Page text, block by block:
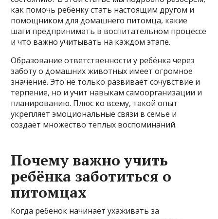
как помочь ребёнку стать настоящим другом и
помощником для домашнего питомца, какие
шаги предпринимать в воспитательном процессе
и что важно учитывать на каждом этапе.
Образование ответственности у ребёнка через
заботу о домашних животных имеет огромное
значение. Это не только развивает сочувствие и
терпение, но и учит навыкам самоорганизации и
планированию. Плюс ко всему, такой опыт
укрепляет эмоциональные связи в семье и
создаёт множество тёплых воспоминаний.
Почему важно учить
ребёнка заботиться о
питомцах
Когда ребёнок начинает ухаживать за